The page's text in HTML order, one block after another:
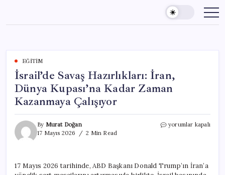
content
EĞITIM
İsrail’de Savaş Hazırlıkları: İran,
Dünya Kupası’na Kadar Zaman
Kazanmaya Çalışıyor
By Murat Doğan
17 Mayıs 2026
2 Min Read
İsrail’de
Kupası’na
yorumlar kapalı
17 Mayıs 2026 tarihinde, ABD Başkanı Donald Trump’ın İran’a